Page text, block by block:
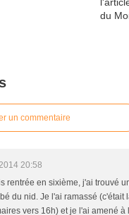
un commentaire
20:58
rentrée en sixième, j'ai trouvé
du nid. Je l'ai ramassé (c'était
vers 16h) et je l'ai amené à